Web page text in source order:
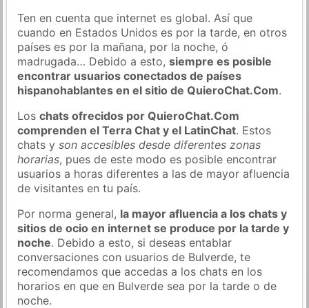
Ten en cuenta que internet es global. Así que
cuando en Estados Unidos es por la tarde, en otros
países es por la mañana, por la noche, ó
madrugada… Debido a esto,siempre es posible
encontrar usuarios conectados de países
hispanohablantes en el sitio de QuieroChat.Com.
Loschats ofrecidos por QuieroChat.Com
comprenden el Terra Chat y el LatinChat. Estos
chats yson accesibles desde diferentes zonas
horarias, pues de este modo es posible encontrar
usuarios a horas diferentes a las de mayor afluencia
de visitantes en tu país.
Por norma general, la mayor afluencia a los chats y
sitios de ocio en internet se produce por la tarde y
noche. Debido a esto, si deseas entablar
conversaciones con usuarios de Bulverde, te
recomendamos que accedas a los chats en los
horarios en que en Bulverde sea por la tarde o de
noche.